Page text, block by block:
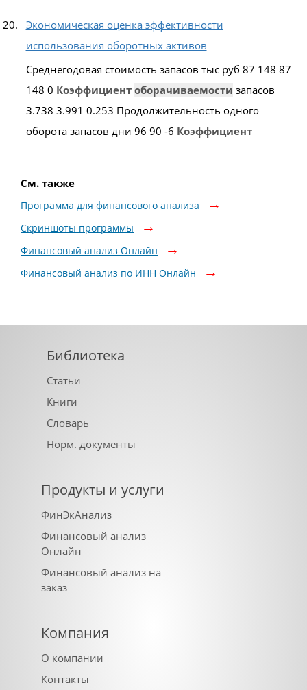
Экономическая оценка эффективности
использования оборотных активов
Среднегодовая стоимость запасов тыс руб 87 148 87
148 0 Коэффициент оборачиваемости запасов
3.738 3.991 0.253 Продолжительность одного
оборота запасов дни 96 90 -6 Коэффициент
См. также
Программа для финансового анализа
Скриншоты программы
Финансовый анализ Онлайн
Финансовый анализ по ИНН Онлайн
Библиотека
Статьи
Книги
Словарь
Норм. документы
Продукты и услуги
ФинЭкАнализ
Финансовый анализ
Онлайн
Финансовый анализ на
заказ
Компания
О компании
Контакты